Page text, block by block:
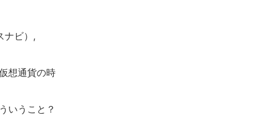
ナビ）,
想通貨の時
いうこと？